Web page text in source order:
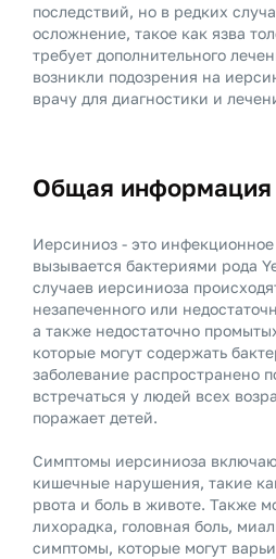
последствий, но в редких
осложнение, такое как язва
требует дополнительного
возникли подозрения на
врачу для диагностики и
Общая информация
Иерсиниоз - это инфекционное
вызывается бактериями рода
случаев иерсиниоза
незапеченного или
а также недостаточно
которые могут содержать
заболевание распространено
встречаться у людей всех
поражает детей.
Симптомы иерсиниоза
кишечные нарушения, такие
рвота и боль в животе. Также
лихорадка, головная боль,
симптомы, которые могут